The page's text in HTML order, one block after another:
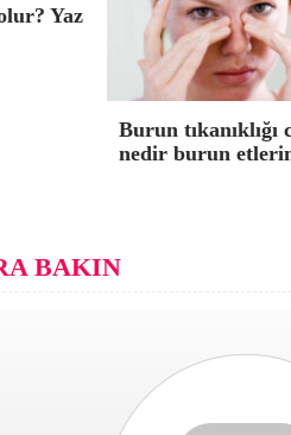
Yaz
Burun tıkanıklığı
nedir burun
BAKIN